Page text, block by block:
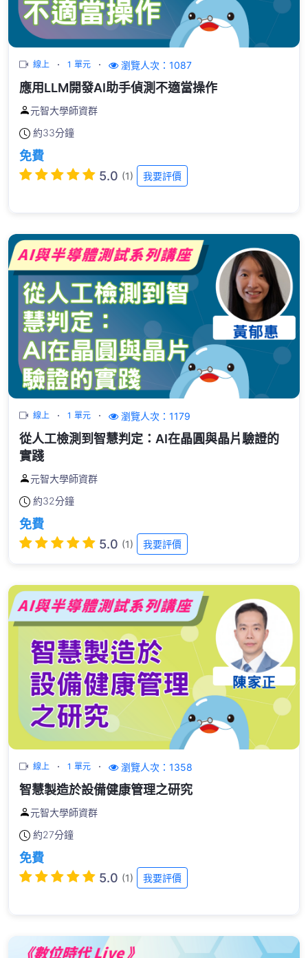
線上 1 單元 瀏覽人次：1087
應用LLM開發AI助手偵測不適當操作
元智大學師資群
約33分鐘
免費
5.0 (1) 我要評價
線上 1 單元 瀏覽人次：1179
從人工檢測到智慧判定：AI在晶圓與晶片驗證的
實踐
元智大學師資群
約32分鐘
免費
5.0 (1) 我要評價
線上 1 單元 瀏覽人次：1358
智慧製造於設備健康管理之研究
元智大學師資群
約27分鐘
免費
5.0 (1) 我要評價